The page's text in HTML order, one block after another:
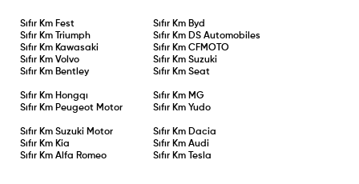
Sıfır Km Fest Sıfır Km Byd
Sıfır Km Triumph Sıfır Km DS Automobiles
Sıfır Km Kawasaki Sıfır Km CFMOTO
Sıfır Km Volvo Sıfır Km Suzuki
Sıfır Km Bentley Sıfır Km Seat
Sıfır Km Hongqı Sıfır Km MG
Sıfır Km Peugeot Motor Sıfır Km Yudo
Sıfır Km Suzuki Motor Sıfır Km Dacia
Sıfır Km Kia Sıfır Km Audi
Sıfır Km Alfa Romeo Sıfır Km
Tesla